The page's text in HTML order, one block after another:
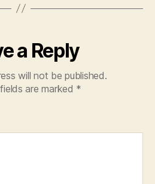
a Reply
will not be published.
are marked *